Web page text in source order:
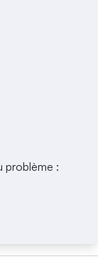
problème :